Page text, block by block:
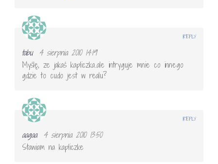
tabu
4 sierpnia 2010 14:19
Myślę, ze jakaś kapliczka..ale intryguje mnie co innego
gdzie to cudo jest w realu?
REPLY
aagaa
4 sierpnia 2010 13:50
Stawiam na kapliczke
REPLY